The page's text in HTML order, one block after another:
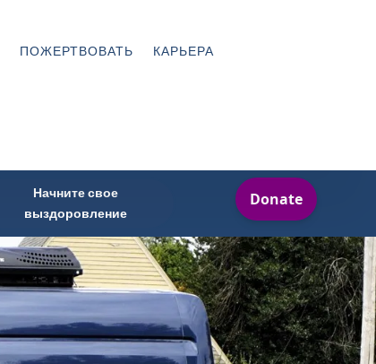
ПОЖЕРТВОВАТЬ КАРЬЕРА
Начните свое
выздоровление